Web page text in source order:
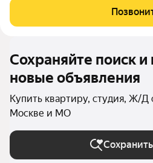
квартира площадью 23.9 м на 27-м
бизнес-класса. Главный плюс
Сохраняйте поиск и
новые объявления
Купить квартиру, студия, Ж/
Москве и МО